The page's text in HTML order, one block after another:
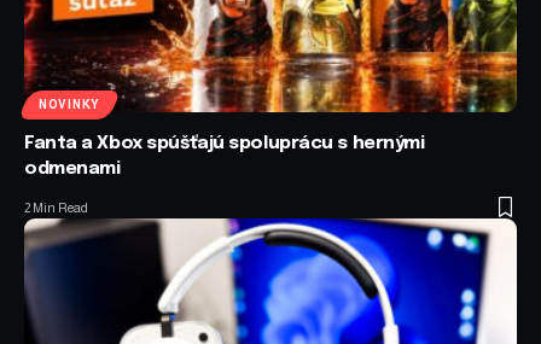
NOVINKY
Fanta a Xbox spúšťajú spoluprácu s hernými
odmenami
2 Min Read